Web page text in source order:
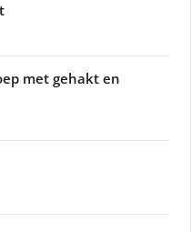
met gehakt en